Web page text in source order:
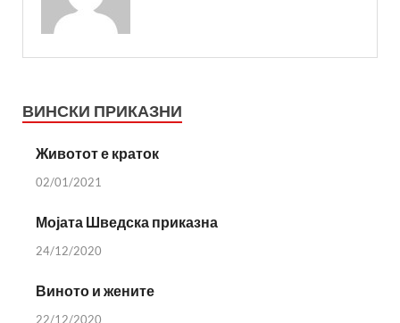
ВИНСКИ ПРИКАЗНИ
Животот е краток
02/01/2021
Мојата Шведска приказна
24/12/2020
Виното и жените
22/12/2020